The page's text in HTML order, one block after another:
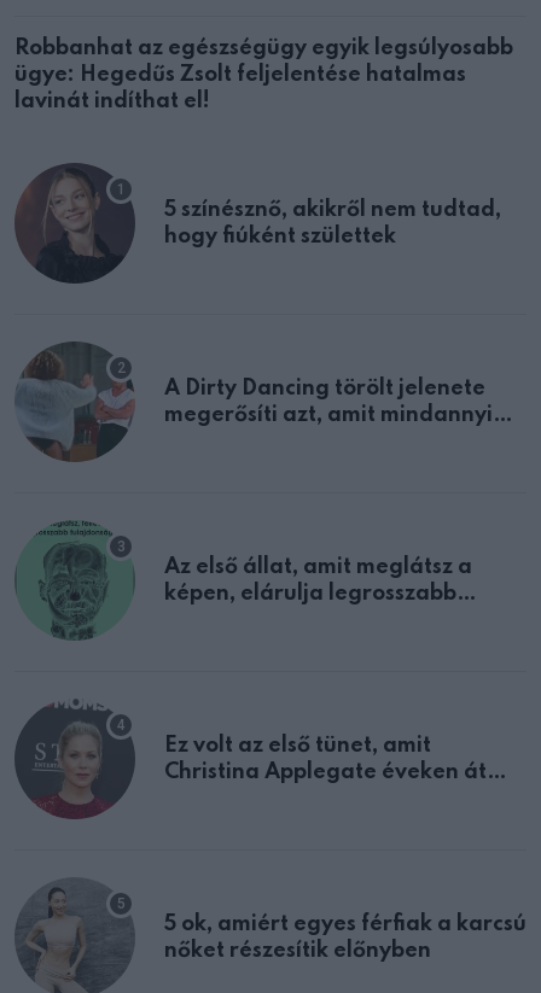
Robbanhat az egészségügy egyik legsúlyosabb
ügye: Hegedűs Zsolt feljelentése hatalmas
lavinát indíthat el!
5 színésznő, akikről nem tudtad,
hogy fiúként születtek
A Dirty Dancing törölt jelenete
megerősíti azt, amit mindannyian
Az első állat, amit meglátsz a
képen, elárulja legrosszabb
Ez volt az első tünet, amit
Christina Applegate éveken át
5 ok, amiért egyes férfiak a karcsú
nőket részesítik előnyben